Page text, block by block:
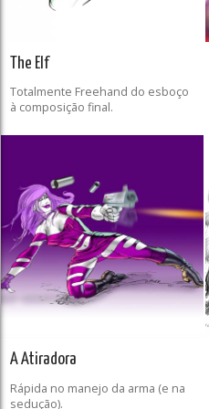
The Elf
Totalmente Freehand do esboço
à composição final.
A Atiradora
Rápida no manejo da arma (e na
sedução).